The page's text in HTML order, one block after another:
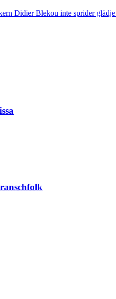
Didier Blekou inte sprider